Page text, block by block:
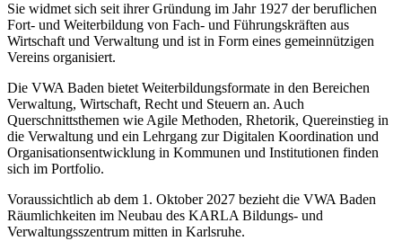
Sie widmet sich seit ihrer Gründung im Jahr 1927 der beruflichen
Fort- und Weiterbildung von Fach- und Führungskräften aus
Wirtschaft und Verwaltung und ist in Form eines gemeinnützigen
Vereins organisiert.
Die VWA Baden bietet Weiterbildungsformate in den Bereichen
Verwaltung, Wirtschaft, Recht und Steuern an. Auch
Querschnittsthemen wie Agile Methoden, Rhetorik, Quereinstieg in
die Verwaltung und ein Lehrgang zur Digitalen Koordination und
Organisationsentwicklung in Kommunen und Institutionen finden
sich im Portfolio.
Voraussichtlich ab dem 1. Oktober 2027 bezieht die VWA Baden
Räumlichkeiten im Neubau des KARLA Bildungs- und
Verwaltungsszentrum mitten in Karlsruhe.